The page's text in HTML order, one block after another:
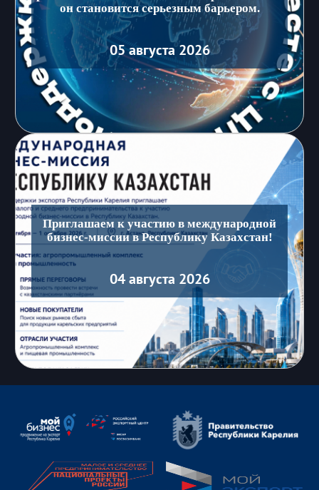
он становится серьезным барьером.
05 августа 2026
Приглашаем к участию в международной
бизнес-миссии в Республику Казахстан!
04 августа 2026